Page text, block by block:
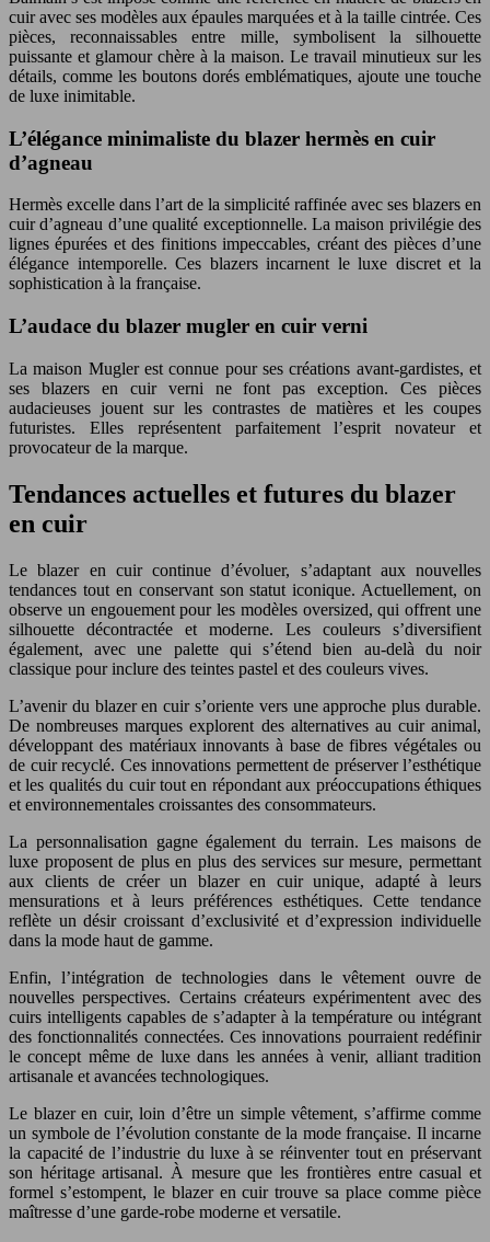
cuir avec ses modèles aux épaules marquées et à la taille cintrée. Ces
pièces, reconnaissables entre mille, symbolisent la silhouette
puissante et glamour chère à la maison. Le travail minutieux sur les
détails, comme les boutons dorés emblématiques, ajoute une touche
de luxe inimitable.
L’élégance minimaliste du blazer hermès en cuir
d’agneau
Hermès excelle dans l’art de la simplicité raffinée avec ses blazers en
cuir d’agneau d’une qualité exceptionnelle. La maison privilégie des
lignes épurées et des finitions impeccables, créant des pièces d’une
élégance intemporelle. Ces blazers incarnent le luxe discret et la
sophistication à la française.
L’audace du blazer mugler en cuir verni
La maison Mugler est connue pour ses créations avant-gardistes, et
ses blazers en cuir verni ne font pas exception. Ces pièces
audacieuses jouent sur les contrastes de matières et les coupes
futuristes. Elles représentent parfaitement l’esprit novateur et
provocateur de la marque.
Tendances actuelles et futures du blazer
en cuir
Le blazer en cuir continue d’évoluer, s’adaptant aux nouvelles
tendances tout en conservant son statut iconique. Actuellement, on
observe un engouement pour les modèles oversized, qui offrent une
silhouette décontractée et moderne. Les couleurs s’diversifient
également, avec une palette qui s’étend bien au-delà du noir
classique pour inclure des teintes pastel et des couleurs vives.
L’avenir du blazer en cuir s’oriente vers une approche plus durable.
De nombreuses marques explorent des alternatives au cuir animal,
développant des matériaux innovants à base de fibres végétales ou
de cuir recyclé. Ces innovations permettent de préserver l’esthétique
et les qualités du cuir tout en répondant aux préoccupations éthiques
et environnementales croissantes des consommateurs.
La personnalisation gagne également du terrain. Les maisons de
luxe proposent de plus en plus des services sur mesure, permettant
aux clients de créer un blazer en cuir unique, adapté à leurs
mensurations et à leurs préférences esthétiques. Cette tendance
reflète un désir croissant d’exclusivité et d’expression individuelle
dans la mode haut de gamme.
Enfin, l’intégration de technologies dans le vêtement ouvre de
nouvelles perspectives. Certains créateurs expérimentent avec des
cuirs intelligents capables de s’adapter à la température ou intégrant
des fonctionnalités connectées. Ces innovations pourraient redéfinir
le concept même de luxe dans les années à venir, alliant tradition
artisanale et avancées technologiques.
Le blazer en cuir, loin d’être un simple vêtement, s’affirme comme
un symbole de l’évolution constante de la mode française. Il incarne
la capacité de l’industrie du luxe à se réinventer tout en préservant
son héritage artisanal. À mesure que les frontières entre casual et
formel s’estompent, le blazer en cuir trouve sa place comme pièce
maîtresse d’une garde-robe moderne et versatile.